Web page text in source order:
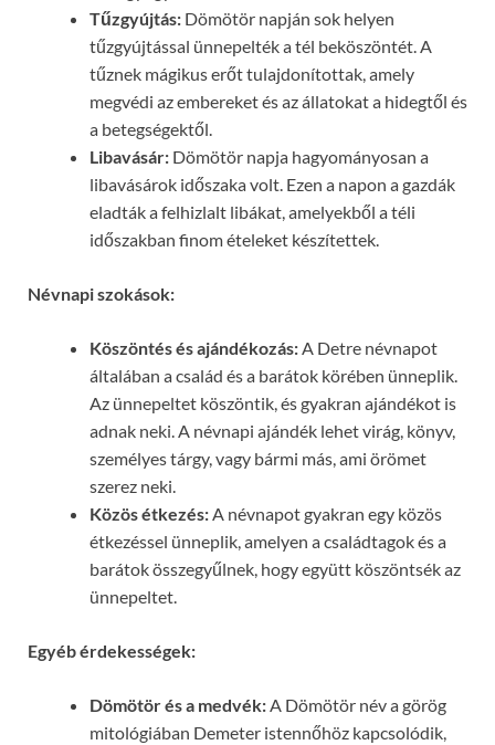
Tűzgyújtás: Dömötör napján sok helyen
tűzgyújtással ünnepelték a tél beköszöntét. A
tűznek mágikus erőt tulajdonítottak, amely
megvédi az embereket és az állatokat a hidegtől és
a betegségektől.
Libavásár: Dömötör napja hagyományosan a
libavásárok időszaka volt. Ezen a napon a gazdák
eladták a felhizlalt libákat, amelyekből a téli
időszakban finom ételeket készítettek.
Névnapi szokások:
Köszöntés és ajándékozás:A Detre névnapot
általában a család és a barátok körében ünneplik.
Az ünnepeltet köszöntik, és gyakran ajándékot is
adnak neki. A névnapi ajándék lehet virág, könyv,
személyes tárgy, vagy bármi más, ami örömet
szerez neki.
Közös étkezés:A névnapot gyakran egy közös
étkezéssel ünneplik, amelyen a családtagok és a
barátok összegyűlnek, hogy együtt köszöntsék az
ünnepeltet.
Egyéb érdekességek:
Dömötör és a medvék:A Dömötör név a görög
mitológiában Demeter istennőhöz kapcsolódik,